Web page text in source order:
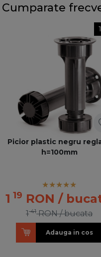
Cumparate
Picior plastic negru
h=100mm
1 19 RON /
141 RON / bucata
Adauga in cos